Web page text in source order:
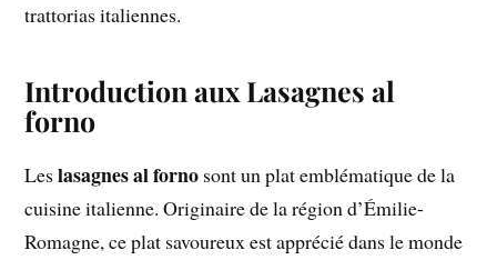
trattorias italiennes.
Introduction aux Lasagnes al
forno
Leslasagnes al forno sont un plat emblématique de la
cuisine italienne. Originaire de la région d’Émilie-
Romagne, ce plat savoureux est apprécié dans le monde